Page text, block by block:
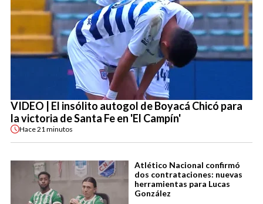
VIDEO | El insólito autogol de Boyacá Chicó para
la victoria de Santa Fe en 'El Campín'
Hace21 minutos
Atlético Nacional confirmó
dos contrataciones: nuevas
herramientas para Lucas
González